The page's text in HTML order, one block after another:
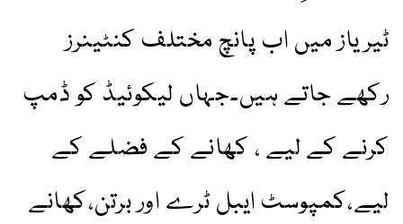
ٹیریاز میں اب پانچ مختلف کنٹینرز
رکھے جاتے ہیں۔جہاں لیکوئیڈ کو ڈمپ
کرنے کے لیے ، کھانے کے فضلے کے
لیے،کمپوسٹ ایبل ٹرے اور برتن،کھانے